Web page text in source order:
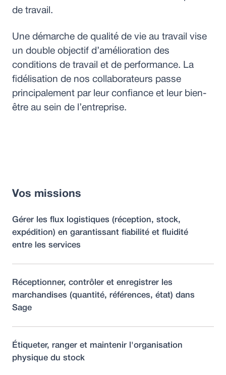
de travail.
Une démarche de qualité de vie au travail vise
un double objectif d’amélioration des
conditions de travail et de performance. La
fidélisation de nos collaborateurs passe
principalement par leur confiance et leur bien-
être au sein de l’entreprise.
Vos missions
Gérer les flux logistiques (réception, stock,
expédition) en garantissant fiabilité et fluidité
entre les services
Réceptionner, contrôler et enregistrer les
marchandises (quantité, références, état) dans
Sage
Étiqueter, ranger et maintenir l'organisation
physique du stock